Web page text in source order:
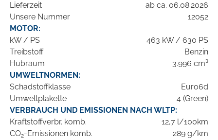
Lieferzeit
ab ca. 06.08.2026
Unsere Nummer
12052
MOTOR:
kW / PS
463 kW / 630 PS
Treibstoff
Benzin
Hubraum
3.996 cm³
UMWELTNORMEN:
Schadstoffklasse
Euro6d
Umweltplakette
4 (Green)
VERBRAUCH UND EMISSIONEN NACH WLTP:
Kraftstoffverbr. komb.
12,7 l/100km
CO2-Emissionen komb.
289 g/km